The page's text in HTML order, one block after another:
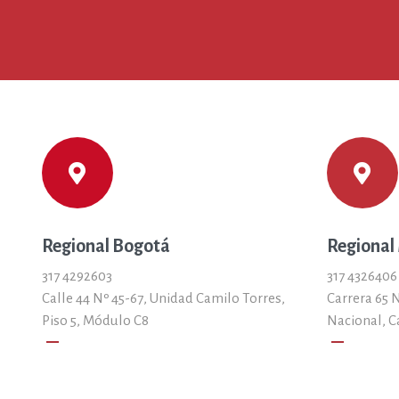
Regional Bogotá
317 4292603
Calle 44 Nº 45-67, Unidad Camilo Torres,
Piso 5, Módulo C8
remove
317 4326406
Carrera 65
Nacional,
remove